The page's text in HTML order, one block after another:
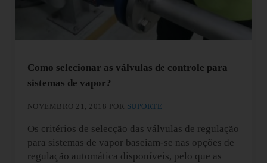
Como selecionar as válvulas de controle para
sistemas de vapor?
NOVEMBRO 21, 2018 POR SUPORTE
Os critérios de selecção das válvulas de regulação
para sistemas de vapor baseiam-se nas opções de
regulação automática disponíveis, pelo que as